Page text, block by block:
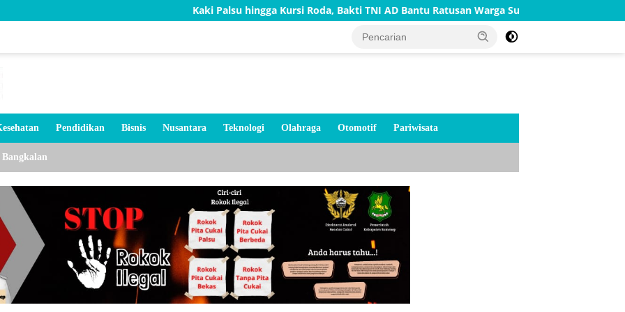
Kaki Palsu hingga Kursi Roda, Bakti TNI AD Bantu Ratusan Warga Sumenep TNI AD Bangun
Pendidikan Bisnis Nusantara Teknologi Olahraga Otomotif Pariwisata
Bangkalan